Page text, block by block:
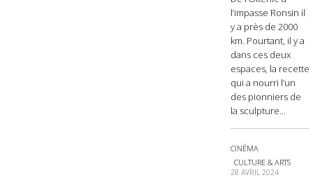
l’impasse Ronsin il
y a près de 2000
km. Pourtant, il y a
dans ces deux
espaces, la recette
qui a nourri l’un
des pionniers de
la sculpture...
CINÉMA
CULTURE & ARTS
28 AVRIL 2024